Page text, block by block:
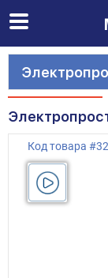
Код товара #